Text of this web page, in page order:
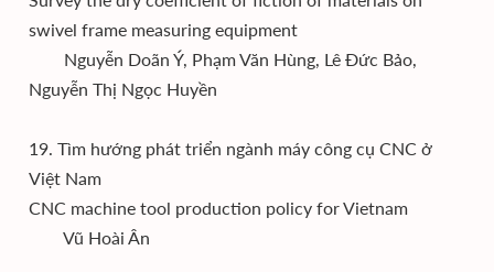
swivel frame measuring equipment
Nguyễn Doãn Ý, Phạm Văn Hùng, Lê Đức Bảo,
Nguyễn Thị Ngọc Huyền
19. Tìm hướng phát triển ngành máy công cụ CNC ở
Việt Nam
CNC machine tool production policy for Vietnam
Vũ Hoài Ân